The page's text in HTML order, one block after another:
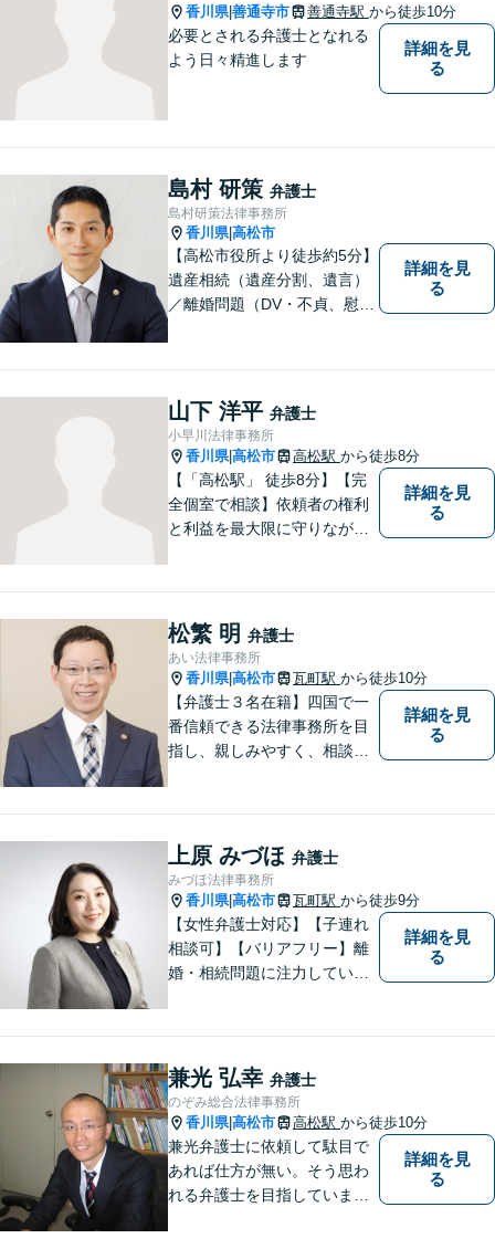
香川県|善通寺市 善通寺駅 から徒歩10分
必要とされる弁護士となれる
よう日々精進します
詳細を見
る
島村 研策 弁護士
島村研策法律事務所
香川県|高松市
【高松市役所より徒歩約5分】
遺産相続（遺産分割、遺言）
／離婚問題（DV・不貞、慰謝
高いリーガルサービスをご提
供します。
詳細を見
る
山下 洋平 弁護士
小早川法律事務所
香川県|高松市 高松駅 から徒歩8分
【「高松駅」 徒歩8分】【完
全個室で相談】依頼者の権利
と利益を最大限に守りなが
見出すお手伝いができれば、
幸いです。お気軽にご相談く
ださい。
詳細を見
る
松繁 明 弁護士
あい法律事務所
香川県|高松市 瓦町駅 から徒歩10分
【弁護士３名在籍】四国で一
番信頼できる法律事務所を目
指し、親しみやすく、相談し
詳細を見
る
上原 みづほ 弁護士
みづほ法律事務所
香川県|高松市 瓦町駅 から徒歩9分
【女性弁護士対応】【子連れ
相談可】【バリアフリー】離
婚・相続問題に注力していま
詳細を見
る
兼光 弘幸 弁護士
のぞみ総合法律事務所
香川県|高松市 高松駅 から徒歩10分
兼光弁護士に依頼して駄目で
あれば仕方が無い。そう思わ
れる弁護士を目指していま
詳細を見
る